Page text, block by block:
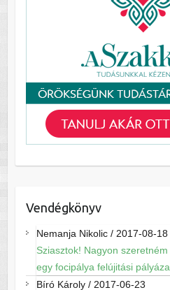
Vendégkönyv
Nemanja Nikolic/ 2017-08-18
Sziasztok! Nagyon
egy focipálya felújitási
Bíró Károly/ 2017-06-23